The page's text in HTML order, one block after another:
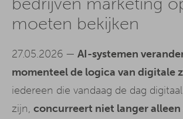
moeten bekijken
27.05.2026 — AI-systemen
momenteel de logica van digitale
iedereen die vandaag de dag
zijn, concurreert niet langer